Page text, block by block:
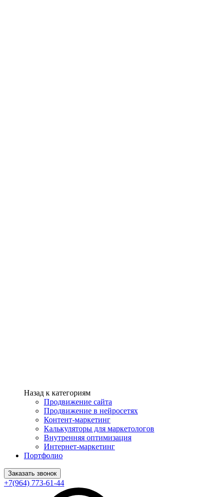
Назад к категориям
Продвижение сайта
Продвижение в нейросетях
Контент-маркетинг
Калькуляторы для маркетологов
Внутренняя оптимизация
Интернет-маркетинг
Портфолио
Заказать звонок
+7(964) 773-61-44